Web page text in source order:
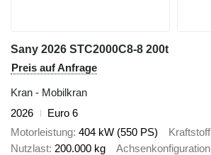
Sany 2026 STC2000C8-8 200t
Preis auf Anfrage
Kran - Mobilkran
2026
Euro 6
Motorleistung 404 kW (550 PS) Kraftstoff
Nutzlast 200.000 kg Achsenkonfiguration